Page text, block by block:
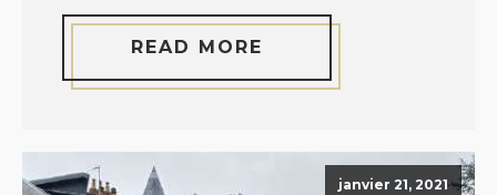
READ MORE
janvier 21, 2021